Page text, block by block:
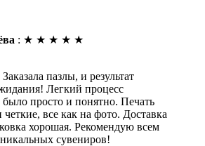
: ★ ★ ★ ★ ★
пазлы, и результат
Легкий процесс
просто и понятно. Печать
четкие, все как на фото. Доставка
хорошая. Рекомендую всем
сувениров!